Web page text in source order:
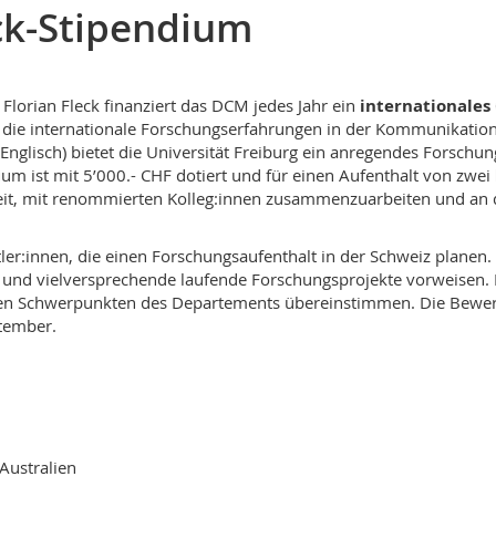
Stipendium
Fleck finanziert das DCM jedes Jahr ein internationales
die internationale Forschungserfahrungen in der
bietet die Universität Freiburg ein anregendes
ist mit 5’000.- CHF dotiert und für einen Aufenthalt von zwei
mit renommierten Kolleg:innen zusammenzuarbeiten und an
die einen Forschungsaufenthalt in der Schweiz
vielversprechende laufende Forschungsprojekte vorweisen.
Schwerpunkten des Departements übereinstimmen. Die